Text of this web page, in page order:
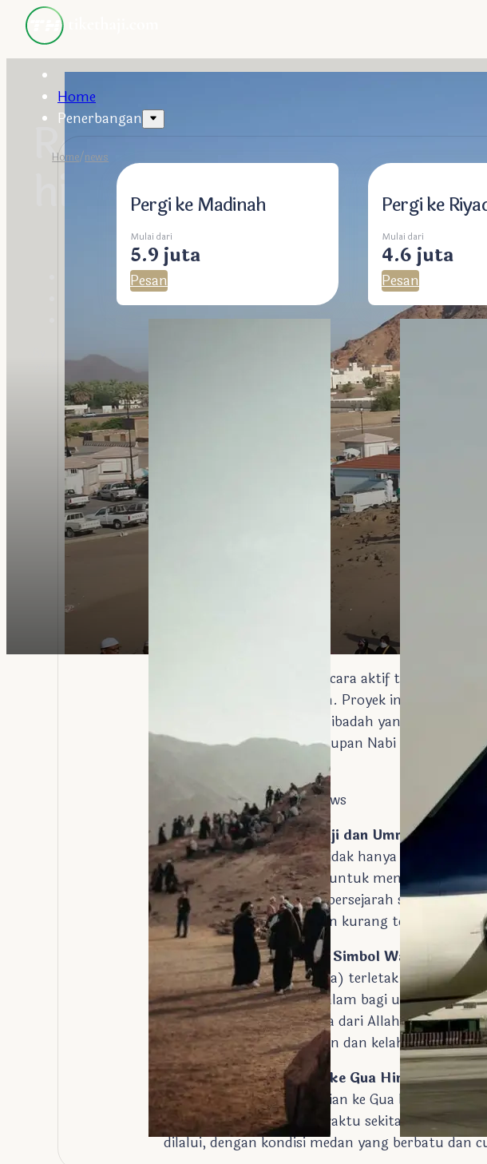
Home
Penerbangan
Pergi ke Madinah
Mulai dari
5.9 juta
Pesan
Pergi ke
Mulai dari
4.6 juta
Pesan
Revitalisasi Situs
hingga Museum
haji dan umrah
4 minutes to read
Home/news
Pemerintah Arab Saudi secara aktif telah
tersebar di sekitar Mekkah. Proyek ini
memberikan pengalaman ibadah yang lebih
yang terkait dengan kehidupan Nabi Muhammad
Foto dok. Himpuhnews
Dampak pada Ibadah Haji dan Umroh
Revitalisasi situs sejarah tidak hanya
baru bagi biro perjalanan untuk
mengunjungi situs-situs bersejarah seperti Jabal
yang sebelumnya mungkin kurang terekspos.
Jabal Nur dan Gua Hira: Simbol Wahyu
Jabal Nur (Gunung Cahaya) terletak sekitar
makna spiritual sangat dalam bagi umat Islam.
menerima wahyu pertama dari Allah SWT
ini menandai awal kenabian dan kelahiran Islam.
Pengalaman Berkunjung ke Gua Hira
Medan dan Akses: Pendakian ke Gua Hira
meter dan memerlukan waktu sekitar 1-2 jam
dilalui, dengan kondisi medan yang berbatu dan